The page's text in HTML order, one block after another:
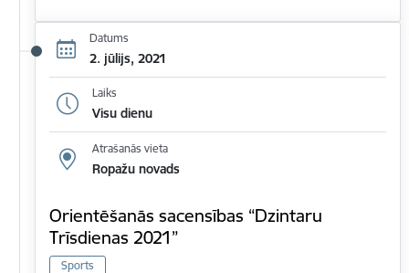
Datums
2. jūlijs, 2021
Laiks
Visu dienu
Atrašanās vieta
Ropažu novads
Orientēšanās sacensības “Dzintaru
Trīsdienas 2021”
Sports